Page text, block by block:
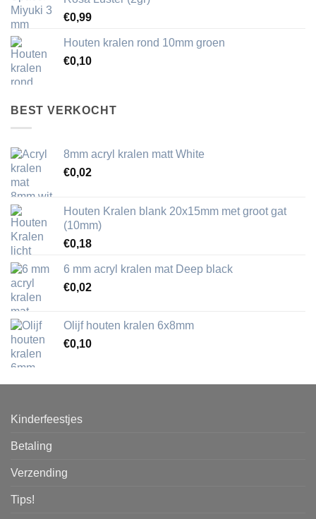
€0,99
Houten kralen rond 10mm groen
€0,10
BEST VERKOCHT
8mm acryl kralen matt White
€0,02
Houten Kralen blank 20x15mm met groot gat
(10mm)
€0,18
6 mm acryl kralen mat Deep black
€0,02
Olijf houten kralen 6x8mm
€0,10
Kinderfeestjes
Betaling
Verzending
Tips!